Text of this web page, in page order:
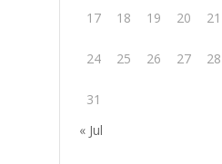
17 18 19 20 21
24 25 26 27 28
31
« Jul